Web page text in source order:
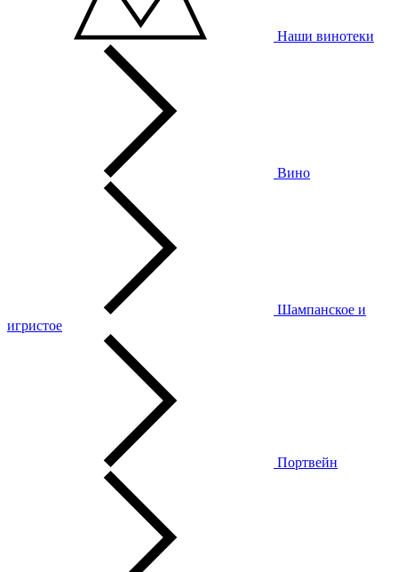
Наши винотеки
Вино
Шампанское и
игристое
Портвейн